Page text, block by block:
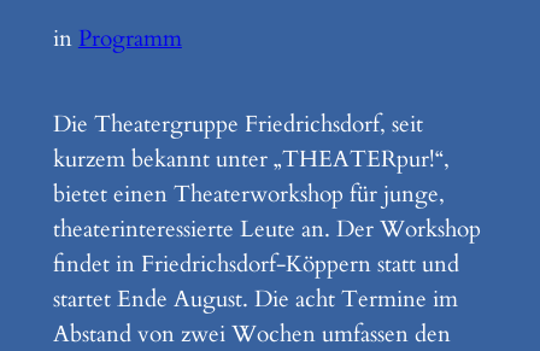
in Programm
Die Theatergruppe Friedrichsdorf, seit
kurzem bekannt unter „THEATERpur!“,
bietet einen Theaterworkshop für junge,
theaterinteressierte Leute an. Der Workshop
findet in Friedrichsdorf-Köppern statt und
startet Ende August. Die acht Termine im
Abstand von zwei Wochen umfassen den